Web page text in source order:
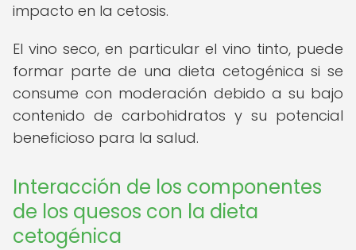
impacto en la cetosis.
El vino seco, en particular el vino tinto, puede
formar parte de una dieta cetogénica si se
consume con moderación debido a su bajo
contenido de carbohidratos y su potencial
beneficioso para la salud.
Interacción de los componentes
de los quesos con la dieta
cetogénica